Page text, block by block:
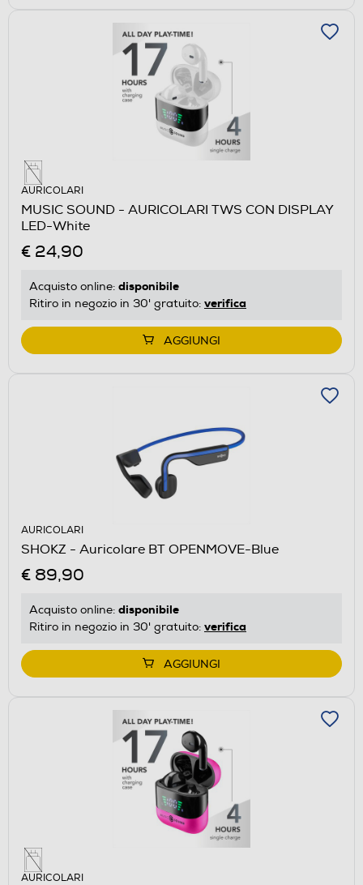
AURICOLARI
MUSIC SOUND - AURICOLARI TWS CON DISPLAY
LED-White
€ 24,90
Acquisto online: disponibile
Ritiro in negozio in 30' gratuito: verifica
AGGIUNGI
AURICOLARI
SHOKZ - Auricolare BT OPENMOVE-Blue
€ 89,90
Acquisto online: disponibile
Ritiro in negozio in 30' gratuito: verifica
AGGIUNGI
AURICOLARI